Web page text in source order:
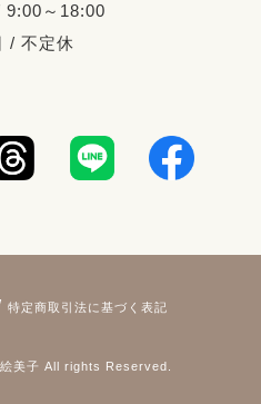
9:00～18:00
/ 不定休
特定商取引法に基づく表記
美子 All rights Reserved.